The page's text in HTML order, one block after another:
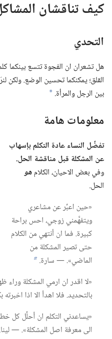
كيف تناقشان
التحدي
هل تشعران ان الفجوة تتسع بينكما
القلق؛‏ يمكنكما تحسين الوضع.‏ ولكن
بين الرجل والمرأة.‏ a
معلومات هامة
تفضِّل النساء عادة التكلم بإسهاب
عن المشكلة قبل مناقشة الحل.‏
وفي بعض الاحيان،‏ الكلامهو
الحل.‏
‏«حين اعبِّر عن مشاعري
ويتفهَّمني زوجي،‏ احس براحة
كبيرة.‏ فما ان أنتهي من الكلام
حتى تصير المشكلة من
الماضي».‏ —‏ سارة.‏ b
‏«لا اقدر ان ارمي المشكلة
بالتحديد.‏ فلا اهدأ الا اذا
‏«يساعدني التكلم ان أحلِّل كل
الى معرفة اصل المشكلة».‏ —‏ لينا.‏